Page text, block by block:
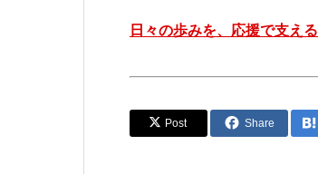
日々の歩みを、応援で支える
Post Share